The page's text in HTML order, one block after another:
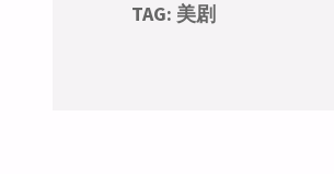
TAG: 美剧